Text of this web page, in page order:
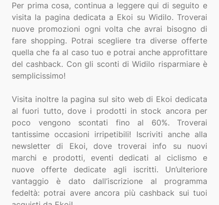
Per prima cosa, continua a leggere qui di seguito e
visita la pagina dedicata a Ekoi su Widilo. Troverai
nuove promozioni ogni volta che avrai bisogno di
fare shopping. Potrai scegliere tra diverse offerte
quella che fa al caso tuo e potrai anche approfittare
del cashback. Con gli sconti di Widilo risparmiare è
semplicissimo!
Visita inoltre la pagina sul sito web di Ekoi dedicata
al fuori tutto, dove i prodotti in stock ancora per
poco vengono scontati fino al 60%. Troverai
tantissime occasioni irripetibili! Iscriviti anche alla
newsletter di Ekoi, dove troverai info su nuovi
marchi e prodotti, eventi dedicati al ciclismo e
nuove offerte dedicate agli iscritti. Un’ulteriore
vantaggio è dato dall’iscrizione al programma
fedeltà: potrai avere ancora più cashback sui tuoi